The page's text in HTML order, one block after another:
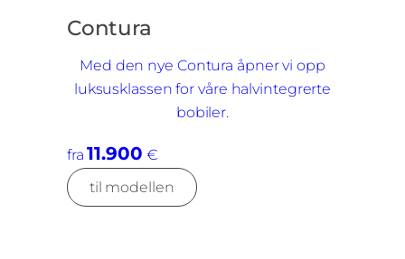
Contura
Med den nye Contura åpner vi opp
luksusklassen for våre halvintegrerte
bobiler.
fra11.900 €
til modellen